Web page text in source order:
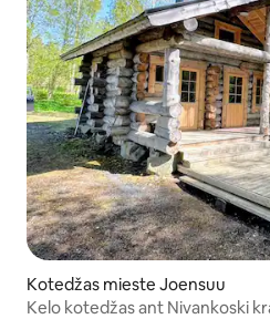
Kotedžas mieste Joensuu
Kelo kotedžas ant Nivankoski